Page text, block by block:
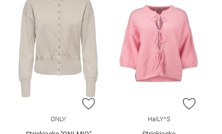
ZUR WUNSCHLISTE HINZUFÜGEN
ONLY
ZUR
HaILY*S